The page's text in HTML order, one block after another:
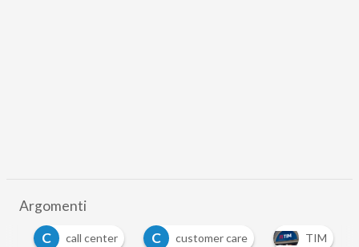
Argomenti
C call center C customer care TIM